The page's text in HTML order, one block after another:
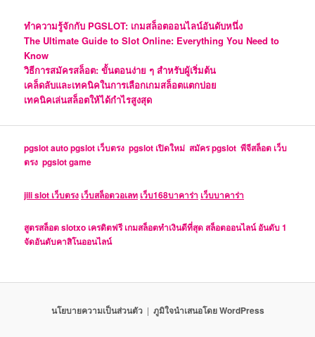
ทำความรู้จักกับ PGSLOT: เกมสล็อตออนไลน์อันดับหนึ่ง
The Ultimate Guide to Slot Online: Everything You Need to
Know
วิธีการสมัครสล็อต: ขั้นตอนง่าย ๆ สำหรับผู้เริ่มต้น
เคล็ดลับและเทคนิคในการเลือกเกมสล็อตแตกบ่อย
เทคนิคเล่นสล็อตให้ได้กำไรสูงสุด
pgslot autopgslot เว็บตรงpgslot เปิดใหม่ สมัคร pgslotพีจีสล็อต เว็บ
ตรงpgslot game
jili slot เว็บตรง เว็บสล็อตวอเลท เว็บ168บาคาร่า เว็บบาคาร่า
สูตรสล็อตslotxo เครดิตฟรี เกมสล็อตทำเงินดีที่สุด สล็อตออนไลน์ อันดับ 1
จัดอันดับคาสิโนออนไลน์
นโยบายความเป็นส่วนตัว ภูมิใจนำเสนอโดย WordPress